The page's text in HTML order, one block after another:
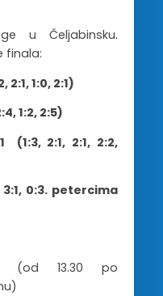
u Čeljabinsku.
finala:
1:0, 2:1)
1:2, 2:5)
(1:3, 2:1, 2:1, 2:2,
3:1, 0:3. petercima
(od 13.30 po